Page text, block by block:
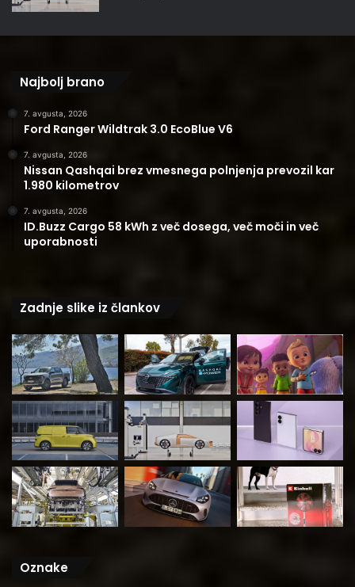
Najbolj brano
7. avgusta, 2026
Ford Ranger Wildtrak 3.0 EcoBlue V6
7. avgusta, 2026
Nissan Qashqai brez vmesnega polnjenja prevozil kar
1.980 kilometrov
7. avgusta, 2026
ID.Buzz Cargo 58 kWh z več dosega, več moči in več
uporabnosti
Zadnje slike iz člankov
Oznake